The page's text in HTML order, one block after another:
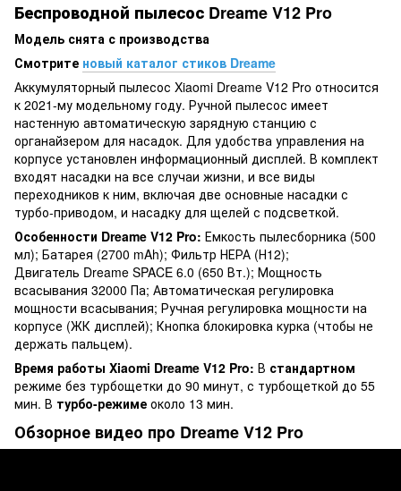
Беспроводной пылесос Dreame V12 Pro
Модель снята с производства
Смотрите новый каталог стиков Dreame
Аккумуляторный пылесос Xiaomi Dreame V12 Pro относится
к 2021-му модельному году. Ручной пылесос имеет
настенную автоматическую зарядную станцию с
органайзером для насадок. Для удобства управления на
корпусе установлен информационный дисплей. В комплект
входят насадки на все случаи жизни, и все виды
переходников к ним, включая две основные насадки с
турбо-приводом, и насадку для щелей с подсветкой.
Особенности Dreame V12 Pro: Емкость пылесборника (500
мл); Батарея (2700 mAh); Фильтр НЕРА (Н12);
Двигатель Dreame SPACE 6.0 (650 Вт.); Мощность
всасывания 32000 Па; Автоматическая регулировка
мощности всасывания; Ручная регулировка мощности на
корпусе (ЖК дисплей); Кнопка блокировка курка (чтобы не
держать пальцем).
Время работы Xiaomi Dreame V12 Pro: В стандартном
режиме без турбощетки до 90 минут, с турбощеткой до 55
мин. В турбо-режиме около 13 мин.
Обзорное видео про Dreame V12 Pro